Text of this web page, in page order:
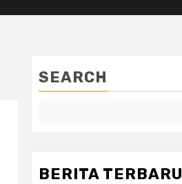
SEARCH
BERITA TERBARU